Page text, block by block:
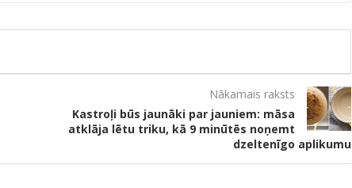
Nākamais raksts
Kastroļi būs jaunāki par jauniem: māsa
atklāja lētu triku, kā 9 minūtēs noņemt
dzeltenīgo aplikumu